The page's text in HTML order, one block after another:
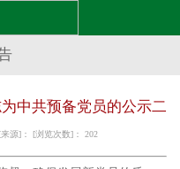
中共预备党员的公示二
源]： [浏览次数]： 202